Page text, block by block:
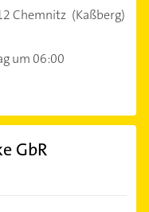
Chemnitz (Kaßberg)
um 06:00
GbR